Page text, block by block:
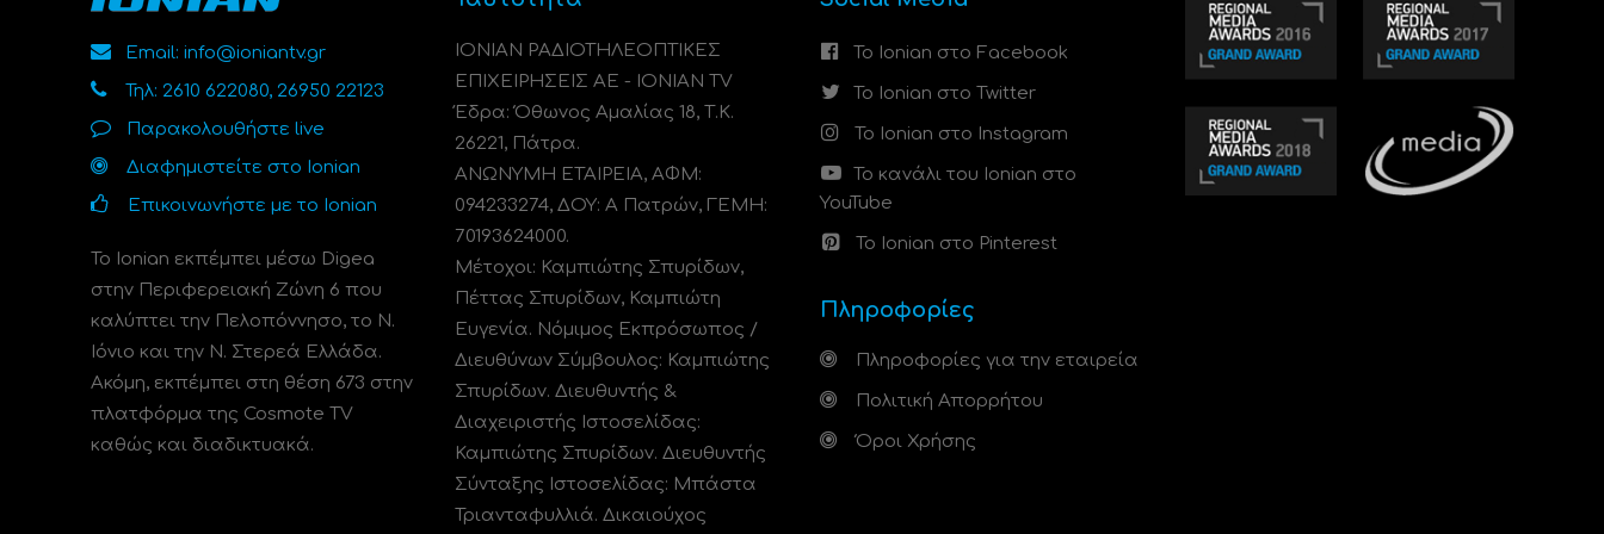
Email: info@ioniantv.gr
Τηλ: 2610 622080, 26950 22123
Παρακολουθήστε live
Διαφημιστείτε στο Ionian
Επικοινωνήστε με το Ionian
Το Ionian εκπέμπει μέσω Digea
στην Περιφερειακή Ζώνη 6 που
καλύπτει την Πελοπόννησο, το N.
Ιόνιο και την Ν. Στερεά Ελλάδα.
Ακόμη, εκπέμπει στη θέση 673 στην
πλατφόρμα της Cosmote TV
καθώς και διαδικτυακά.
ΙΟΝΙΑΝ ΡΑΔΙΟΤΗΛΕΟΠΤΙΚΕΣ
ΕΠΙΧΕΙΡΗΣΕΙΣ ΑΕ - IONIAN TV
Έδρα: Όθωνος Αμαλίας 18, Τ.Κ.
26221, Πάτρα.
ΑΝΩΝΥΜΗ ΕΤΑΙΡΕΙΑ, ΑΦΜ:
094233274, ΔΟΥ: A Πατρών, ΓΕΜΗ:
70193624000.
Μέτοχοι: Καμπιώτης Σπυρίδων,
Πέττας Σπυρίδων, Καμπιώτη
Ευγενία. Νόμιμος Εκπρόσωπος /
Διευθύνων Σύμβουλος: Καμπιώτης
Σπυρίδων. Διευθυντής &
Διαχειριστής Ιστοσελίδας:
Καμπιώτης Σπυρίδων. Διευθυντής
Σύνταξης Ιστοσελίδας: Μπάστα
Τριανταφυλλιά. Δικαιούχος
Το Ionian στο Facebook
Το Ionian στο Twitter
Το Ionian στο Instagram
Το κανάλι του Ionian στο
YouTube
Το Ionian στο Pinterest
Πληροφορίες
Πληροφορίες για την εταιρεία
Πολιτική Απορρήτου
Όροι Χρήσης